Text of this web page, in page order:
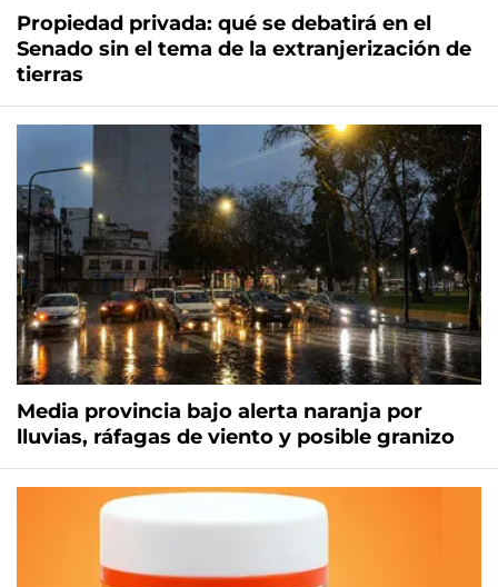
Propiedad privada: qué se debatirá en el
Senado sin el tema de la extranjerización de
tierras
Media provincia bajo alerta naranja por
lluvias, ráfagas de viento y posible granizo